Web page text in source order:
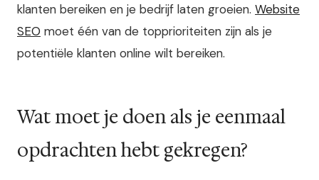
klanten bereiken en je bedrijf laten groeien. Website
SEO moet één van de topprioriteiten zijn als je
potentiële klanten online wilt bereiken.
Wat moet je doen als je eenmaal
opdrachten hebt gekregen?